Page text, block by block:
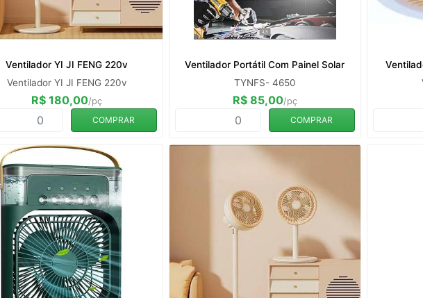
Ventilador YI JI FENG 220v
Ventilador YI JI FENG 220v
R$ 180,00/pç
COMPRAR
Ventilador Portátil Com Painel Solar
TYNFS- 4650
R$ 85,00/pç
COMPRAR